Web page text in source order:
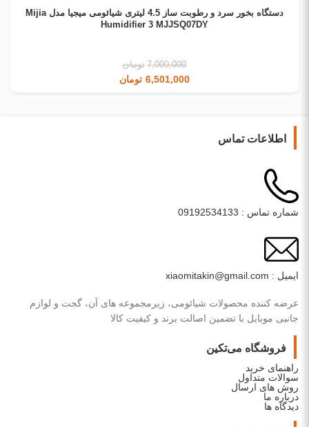
افزودن به سبد خرید
دستگاه بخور سرد و رطوبت ساز 4.5 لیتری شیائومی میجیا مدل Mijia
Humidifier 3 MJJSQ07DY
7,000,000 تومان
6,501,000 تومان
اطلاعات تماس
شماره تماس : 09192534133
ایمیل : xiaomitakin@gmail.com
عرضه کننده محصولات شیائومی، زیرمجموعه های آن، گجت و لوازم
جانبی موبایل با تضمین اصالت برند و کیفیت کالا
فروشگاه می‌تکین
راهنمای خرید
سوالات متداول
روش های ارسال
درباره ما
دیدگاه ها